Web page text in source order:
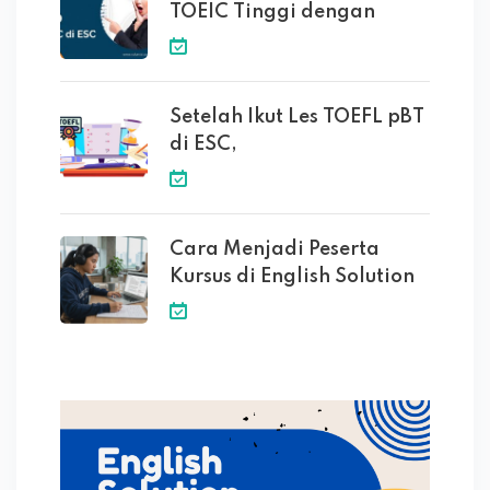
TOEIC Tinggi dengan
Setelah Ikut Les TOEFL pBT
di ESC,
Cara Menjadi Peserta
Kursus di English Solution